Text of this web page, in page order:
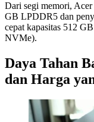
Dari segi memori,
GB LPDDR5 dan
cepat kapasitas 512
NVMe).
Daya Tahan
dan Harga